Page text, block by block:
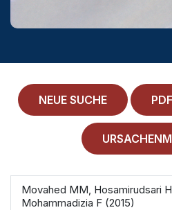
MEDICAL HISTORY
IMPRESSUM
ALLGEMEINE
NORMAMED SERVICE
10117 Berlin
NEUE SUCHE
Movahed MM, Hosamirudsari
Mohammadizia F (2015)